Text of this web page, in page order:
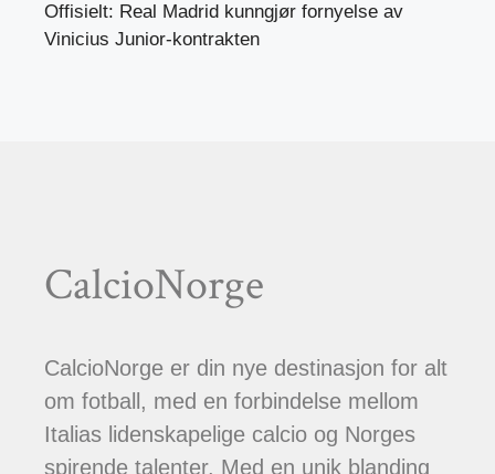
Offisielt: Real Madrid kunngjør fornyelse av
Vinicius Junior-kontrakten
CalcioNorge
CalcioNorge er din nye destinasjon for alt
om fotball, med en forbindelse mellom
Italias lidenskapelige calcio og Norges
spirende talenter. Med en unik blanding